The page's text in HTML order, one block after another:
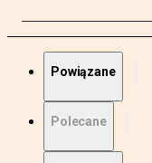
Powiązane
Polecane